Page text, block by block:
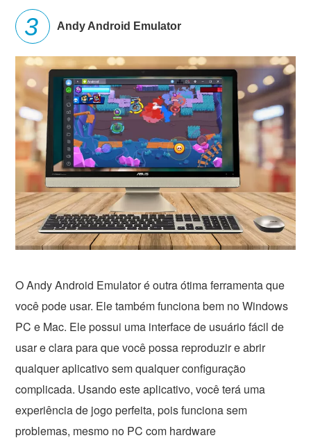
Andy Android Emulator
O Andy Android Emulator é outra ótima ferramenta que
você pode usar. Ele também funciona bem no Windows
PC e Mac. Ele possui uma interface de usuário fácil de
usar e clara para que você possa reproduzir e abrir
qualquer aplicativo sem qualquer configuração
complicada. Usando este aplicativo, você terá uma
experiência de jogo perfeita, pois funciona sem
problemas, mesmo no PC com hardware